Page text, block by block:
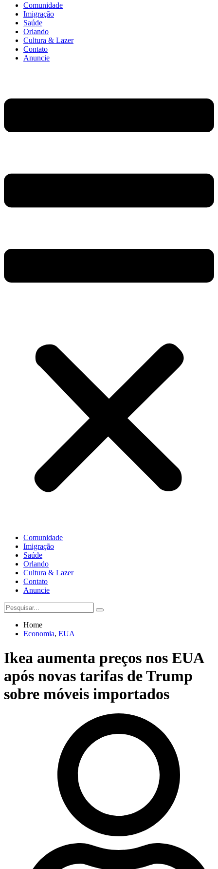
Comunidade
Imigração
Saúde
Orlando
Cultura & Lazer
Contato
Anuncie
Comunidade
Imigração
Saúde
Orlando
Cultura & Lazer
Contato
Anuncie
Home
Economia, EUA
Ikea aumenta preços nos EUA
após novas tarifas de Trump
sobre móveis importados